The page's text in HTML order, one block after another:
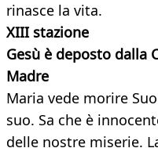
rinasce la vita.
XIII stazione
Gesù è deposto dalla
Madre
Maria vede morire
suo. Sa che è
delle nostre miserie.